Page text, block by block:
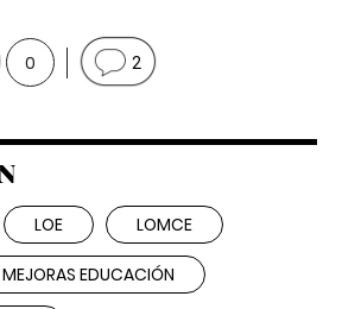
0 2
LOE LOMCE
MEJORAS EDUCACIÓN